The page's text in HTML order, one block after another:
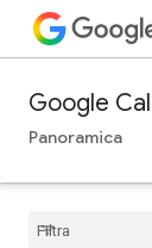
Google
Panoramica